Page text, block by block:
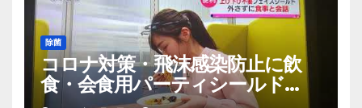
除菌
コロナ対策・飛沫感染防止に飲
食・会食用パーティシールド